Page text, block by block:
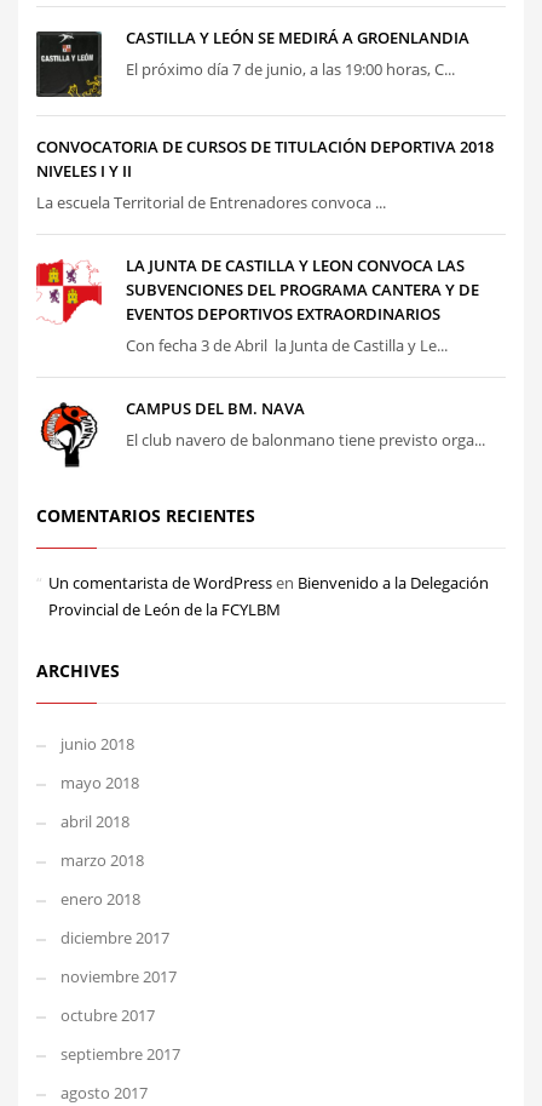
CASTILLA Y LEÓN SE MEDIRÁ A GROENLANDIA
El próximo día 7 de junio, a las 19:00 horas, C...
CONVOCATORIA DE CURSOS DE TITULACIÓN DEPORTIVA 2018
NIVELES I Y II
La escuela Territorial de Entrenadores convoca ...
LA JUNTA DE CASTILLA Y LEON CONVOCA LAS
SUBVENCIONES DEL PROGRAMA CANTERA Y DE
EVENTOS DEPORTIVOS EXTRAORDINARIOS
Con fecha 3 de Abril la Junta de Castilla y Le...
CAMPUS DEL BM. NAVA
El club navero de balonmano tiene previsto orga...
COMENTARIOS RECIENTES
Un comentarista de WordPressen Bienvenido a la Delegación
Provincial de León de la FCYLBM
ARCHIVES
junio 2018
mayo 2018
abril 2018
marzo 2018
enero 2018
diciembre 2017
noviembre 2017
octubre 2017
septiembre 2017
agosto 2017